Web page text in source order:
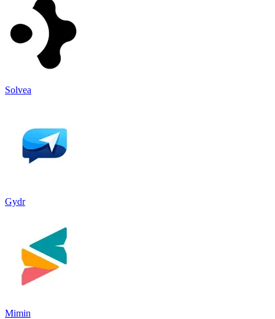
Solvea
Gydr
Mimin